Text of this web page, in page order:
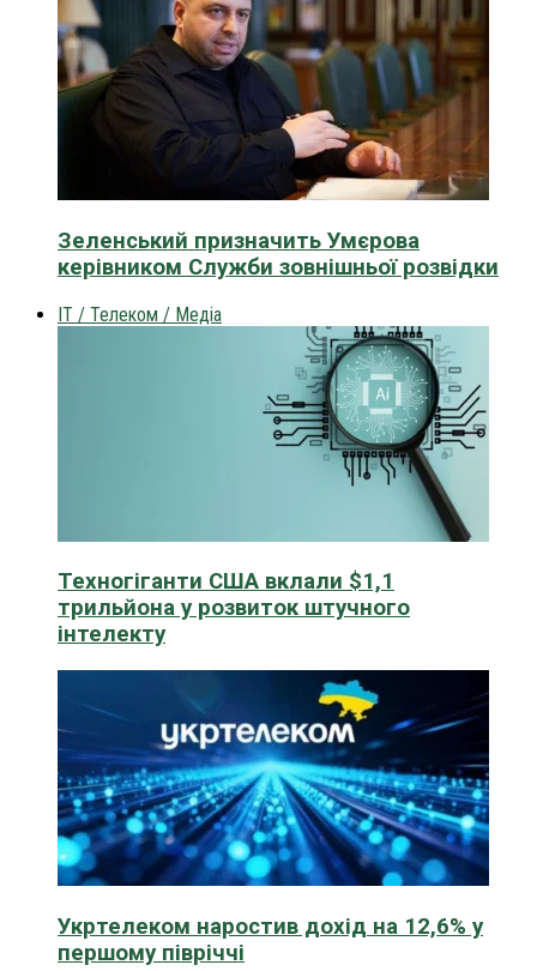
Зеленський призначить Умєрова
керівником Служби зовнішньої розвідки
IT / Телеком / Медіа
Техногіганти США вклали $1,1
трильйона у розвиток штучного
інтелекту
Укртелеком наростив дохід на 12,6% у
першому півріччі